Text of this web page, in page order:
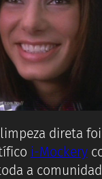
direta
i-Mockery
a